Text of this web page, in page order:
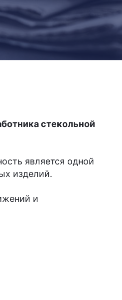
стекольной
является одной
изделий.
и